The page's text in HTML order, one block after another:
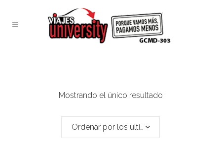
Mostrando el único resultado
Ordenar por los últimos